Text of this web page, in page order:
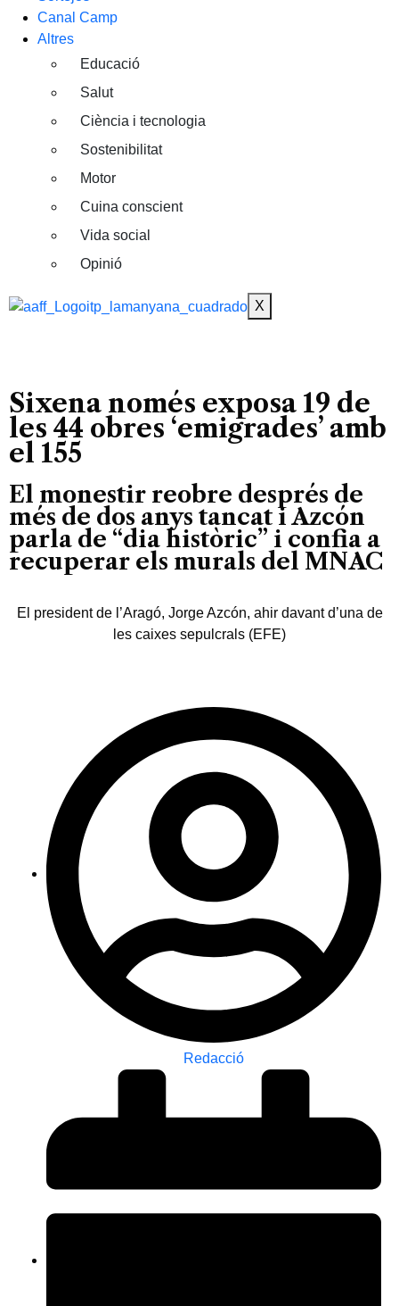
Canal Camp
Altres
Educació
Salut
Ciència i tecnologia
Sostenibilitat
Motor
Cuina conscient
Vida social
Opinió
X
Sixena només exposa 19 de
les 44 obres ‘emigrades’ amb
el 155
El monestir reobre després de
més de dos anys tancat i Azcón
parla de “dia històric” i confia a
recuperar els murals del MNAC
El president de l’Aragó, Jorge Azcón, ahir davant d’una de
les caixes sepulcrals (EFE)
Redacció